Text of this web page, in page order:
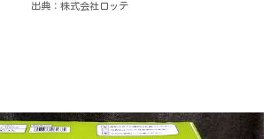
出典：株式会社ロッテ